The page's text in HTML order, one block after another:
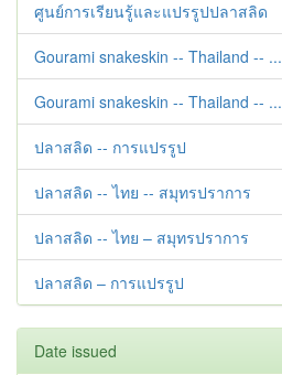
ศูนย์การเรียนรู้และแปรรูปปลาสลิด
Gourami snakeskin -- Thailand -- ...
Gourami snakeskin -- Thailand -- ...
ปลาสลิด -- การแปรรูป
ปลาสลิด -- ไทย -- สมุทรปราการ
ปลาสลิด -- ไทย – สมุทรปราการ
ปลาสลิด – การแปรรูป
Date issued